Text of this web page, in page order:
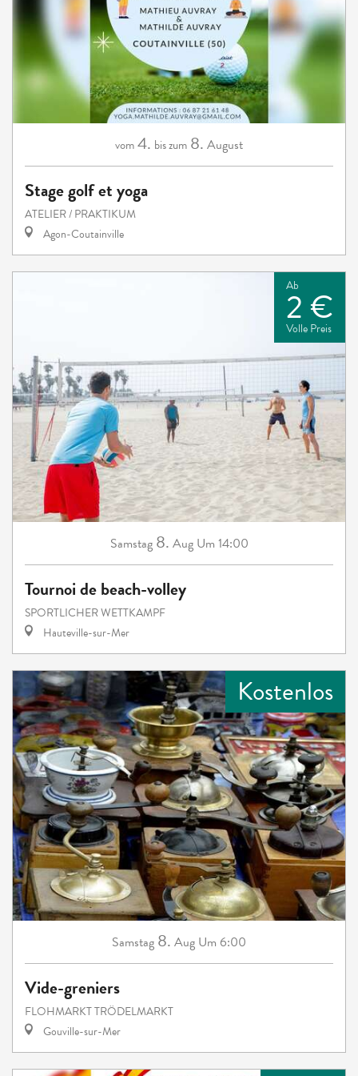
vom4. bis zum 8. August
Stage golf et yoga
ATELIER / PRAKTIKUM
Agon-Coutainville
Ab
2 €
Volle Preis
Samstag 8. Aug Um 14:00
Tournoi de beach-volley
SPORTLICHER WETTKAMPF
Hauteville-sur-Mer
Kostenlos
Samstag 8. Aug Um 6:00
Vide-greniers
FLOHMARKT TRÖDELMARKT
Gouville-sur-Mer